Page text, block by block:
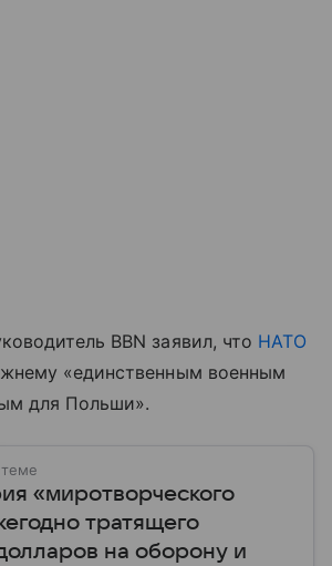
BBN заявил, что НАТО
«единственным военным
для Польши».
«миротворческого
тратящего
на оборону и